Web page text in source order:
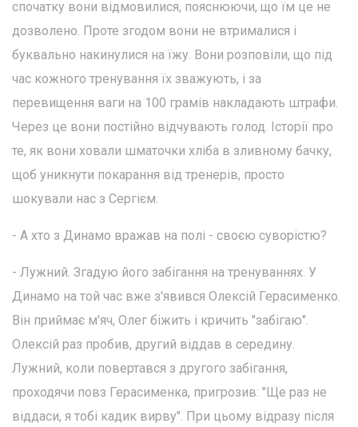
спочатку вони відмовилися, пояснюючи, що їм це не
дозволено. Проте згодом вони не втрималися і
буквально накинулися на їжу. Вони розповіли, що під
час кожного тренування їх зважують, і за
перевищення ваги на 100 грамів накладають штрафи.
Через це вони постійно відчувають голод. Історії про
те, як вони ховали шматочки хліба в зливному бачку,
щоб уникнути покарання від тренерів, просто
шокували нас з Сергієм.
- А хто з Динамо вражав на полі - своєю суворістю?
- Лужний. Згадую його забігання на тренуваннях. У
Динамо на той час вже з'явився Олексій Герасименко.
Він приймає м'яч, Олег біжить і кричить "забігаю".
Олексій раз пробив, другий віддав в середину.
Лужний, коли повертався з другого забігання,
проходячи повз Герасименка, пригрозив: "Ще раз не
віддаси, я тобі кадик вирву". При цьому відразу після